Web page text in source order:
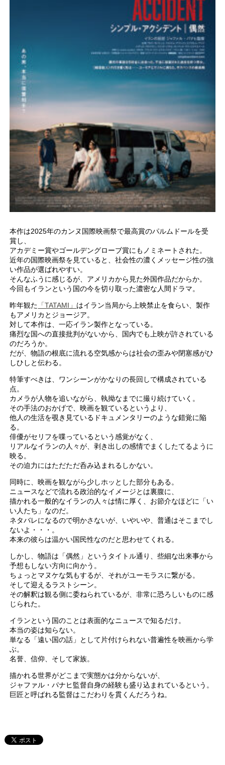
本作は2025年のカンヌ国際映画祭で最高賞のパルムドールを受
賞し、
アカデミー賞やゴールデングローブ賞にもノミネートされた。
近年の国際映画祭を見ていると、社会性の濃くメッセージ性の強
い作品が選ばれやすい。
そんなふうに感じるが、アメリカから見た外国作品だからか。
今回もイランという国の今を切り取った濃密な人間ドラマ。
昨年観た 「TATAMI」 はイラン当局から上映禁止を食らい、製作
もアメリカとジョージア。
対して本作は、一応イラン製作となっている。
痛烈な国への直接批判がないから、国内でも上映が許されている
のだろうか。
だが、物語の根底に流れる空気感からは社会の歪みや閉塞感がひ
しひしと伝わる。
特筆すべきは、ワンシーンがかなりの長回しで構成されている
点。
カメラが人物を追いながら、執拗なまでに撮り続けていく。
その手法のおかげで、映画を観ているというより、
他人の生活を覗き見ているドキュメンタリーのような錯覚に陥
る。
俳優がセリフを喋っているという感覚がなく、
リアルなイランの人々が、剥き出しの感情でまくしたてるように
映る。
その迫力にはただただ呑み込まれるしかない。
同時に、映画を観ながら少しホッとした部分もある。
ニュースなどで流れる政治的なイメージとは裏腹に、
描かれる一般的なイランの人々は情に厚く、お節介なほどに「い
い人たち」なのだ。
ネタバレになるので明かさないが、いやいや、普通はそこまでし
ないよ・・・。
本来の彼らは温かい国民性なのだと思わせてくれる。
しかし、物語は「偶然」というタイトル通り、些細な出来事から
予想もしない方向に向かう。
ちょっとマヌケな気もするが、それがユーモラスに繋がる。
そして迎えるラストシーン。
その解釈は観る側に委ねられているが、非常に恐ろしいものに感
じられた。
イランという国のことは表面的なニュースで知るだけ。
本当の姿は知らない。
単なる「遠い国の話」として片付けられない普遍性を映画から学
ぶ。
名誉、信仰、そして家族。
描かれる世界がどこまで実態かは分からないが、
ジャファル・パナヒ監督自身の経験も盛り込まれているという。
巨匠と呼ばれる監督はこだわりを貫くんだろうね。